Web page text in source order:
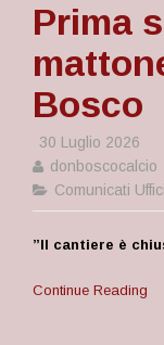
Prima
Bosco
30 Luglio 2026
donboscocalcio
Comunicati
”Il cantiere è
Continue Reading